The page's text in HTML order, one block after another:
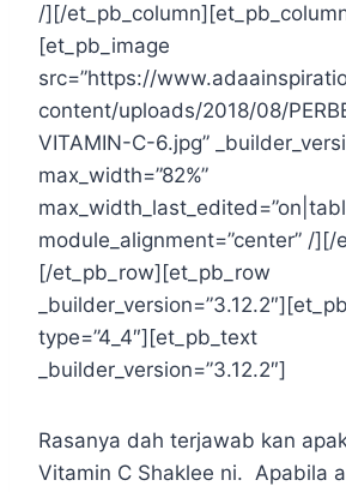
/][/et_pb_column][et_pb_column
[et_pb_image
src=”https://
content/uploads/2018/08/
VITAMIN-C-6.jpg”
max_width=”82%”
module_alignment=”center” /][/
[/et_pb_row][et_pb_row
type=”4_4″][et_pb_text
_builder_version=”3.12.2″]
Rasanya dah terjawab kan
Vitamin C Shaklee ni. Apabila